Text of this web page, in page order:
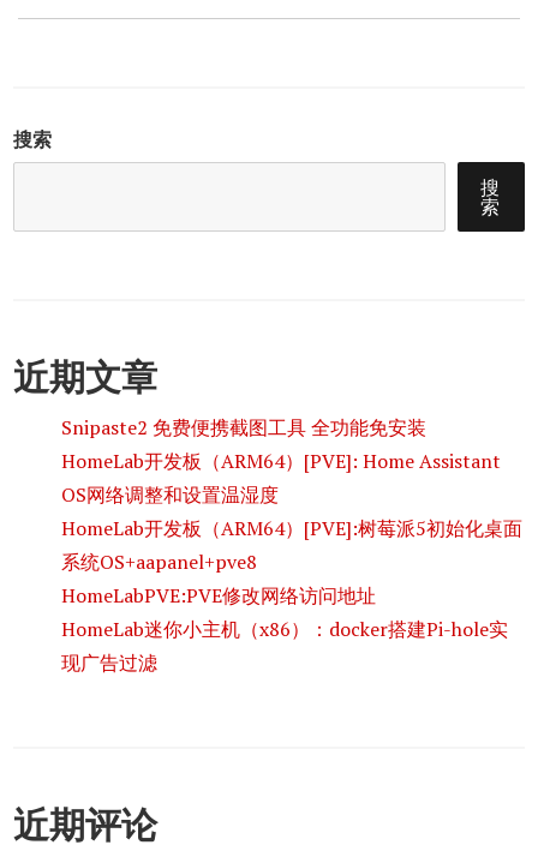
搜索
搜
索
近期文章
Snipaste2 免费便携截图工具 全功能免安装
HomeLab开发板（ARM64）[PVE]: Home Assistant
OS网络调整和设置温湿度
HomeLab开发板（ARM64）[PVE]:树莓派5初始化桌面
系统OS+aapanel+pve8
HomeLabPVE:PVE修改网络访问地址
HomeLab迷你小主机（x86）：docker搭建Pi-hole实
现广告过滤
近期评论